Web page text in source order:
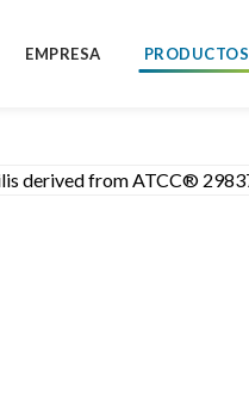
EMPRESA PRODUCTOS